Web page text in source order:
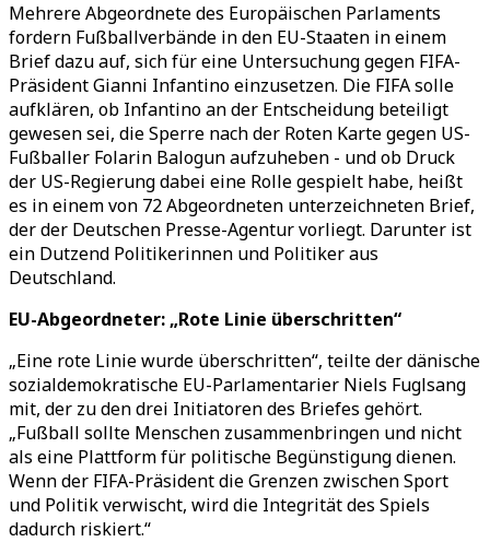
Mehrere Abgeordnete des Europäischen Parlaments
fordern Fußballverbände in den EU-Staaten in einem
Brief dazu auf, sich für eine Untersuchung gegen FIFA-
Präsident Gianni Infantino einzusetzen. Die FIFA solle
aufklären, ob Infantino an der Entscheidung beteiligt
gewesen sei, die Sperre nach der Roten Karte gegen US-
Fußballer Folarin Balogun aufzuheben - und ob Druck
der US-Regierung dabei eine Rolle gespielt habe, heißt
es in einem von 72 Abgeordneten unterzeichneten Brief,
der der Deutschen Presse-Agentur vorliegt. Darunter ist
ein Dutzend Politikerinnen und Politiker aus
Deutschland.
EU-Abgeordneter: „Rote Linie überschritten“
„Eine rote Linie wurde überschritten“, teilte der dänische
sozialdemokratische EU-Parlamentarier Niels Fuglsang
mit, der zu den drei Initiatoren des Briefes gehört.
„Fußball sollte Menschen zusammenbringen und nicht
als eine Plattform für politische Begünstigung dienen.
Wenn der FIFA-Präsident die Grenzen zwischen Sport
und Politik verwischt, wird die Integrität des Spiels
dadurch riskiert.“